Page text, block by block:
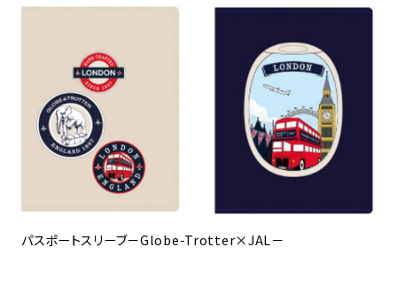
パスポートスリーブ－Globe-Trotter×JAL－